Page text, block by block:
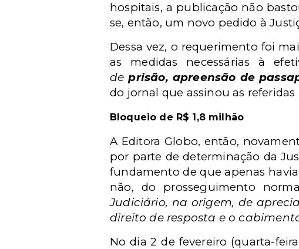
hospitais, a publicação não
se, então, um novo pedido à
Dessa vez, o requerimento foi
as medidas necessárias à
deprisão, apreensão de
do jornal que assinou as
Bloqueio de R$ 1,8 milhão
A Editora Globo, então,
por parte de determinação da
fundamento de que apenas
não, do prosseguimento
Judiciário, na origem, de
direito de resposta eo
No dia 2 de fevereiro (quarta-